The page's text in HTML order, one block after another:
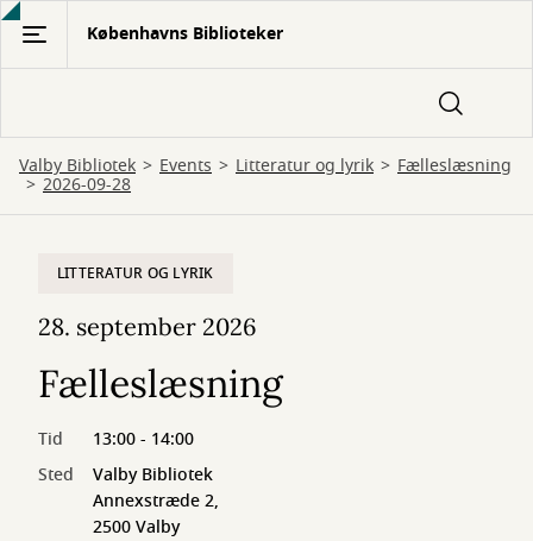
Gå
hovedindhold
Københavns Biblioteker
Valby Bibliotek Events Litteratur og lyrik Fælleslæsning
2026-09-28
LITTERATUR OG LYRIK
28. september 2026
Fælleslæsning
Tid
13:00 - 14:00
Sted
Valby Bibliotek
Annexstræde 2,
2500 Valby